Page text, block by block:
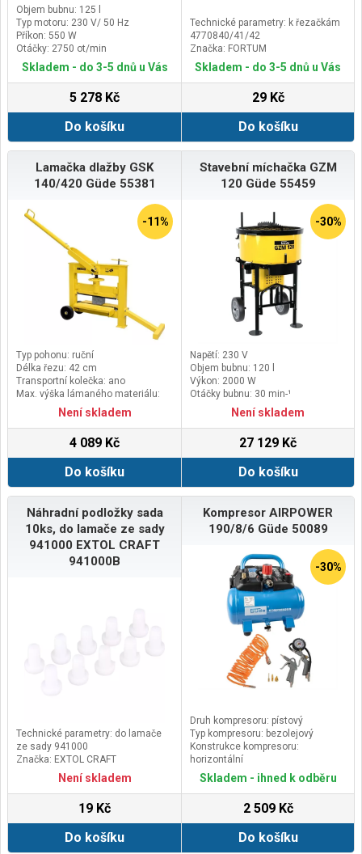
Objem bubnu: 125 l
Typ motoru: 230 V/ 50 Hz
Příkon: 550 W
Otáčky: 2750 ot/min
Skladem - do 3-5 dnů u Vás
5 278 Kč
Do košíku
Technické parametry: k řezačkám
4770840/41/42
Značka: FORTUM
Skladem - do 3-5 dnů u Vás
29 Kč
Do košíku
Lamačka dlažby GSK
140/420 Güde 55381
-11%
Typ pohonu: ruční
Délka řezu: 42 cm
Transportní kolečka: ano
Max. výška lámaného materiálu:
Není skladem
4 089 Kč
Do košíku
Stavební míchačka GZM
120 Güde 55459
-30%
Napětí: 230 V
Objem bubnu: 120 l
Výkon: 2000 W
Otáčky bubnu: 30 min-¹
Není skladem
27 129 Kč
Do košíku
Náhradní podložky sada
10ks, do lamače ze sady
941000 EXTOL CRAFT
941000B
Technické parametry: do lamače
ze sady 941000
Značka: EXTOL CRAFT
Není skladem
19 Kč
Do košíku
Kompresor AIRPOWER
190/8/6 Güde 50089
-30%
Druh kompresoru: pístový
Typ kompresoru: bezolejový
Konstrukce kompresoru:
horizontální
Druh pohonu: elektrický
Skladem - ihned k odběru
2 509 Kč
Do košíku